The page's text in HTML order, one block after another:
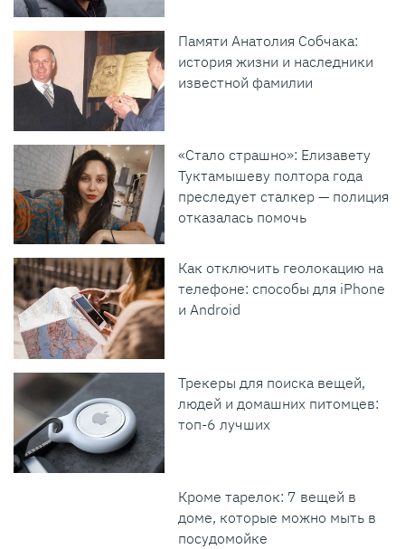
Памяти Анатолия Собчака:
история жизни и наследники
известной фамилии
«Стало страшно»: Елизавету
Туктамышеву полтора года
преследует сталкер — полиция
отказалась помочь
Как отключить геолокацию на
телефоне: способы для iPhone
и Android
Трекеры для поиска вещей,
людей и домашних питомцев:
топ-6 лучших
Кроме тарелок: 7 вещей в
доме, которые можно мыть в
посудомойке